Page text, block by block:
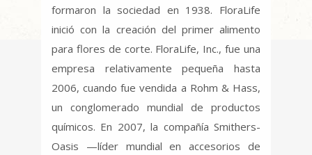
formaron la sociedad en 1938. FloraLife
inició con la creación del primer alimento
para flores de corte. FloraLife, Inc., fue una
empresa relativamente pequeña hasta
2006, cuando fue vendida a Rohm & Hass,
un conglomerado mundial de productos
químicos. En 2007, la compañía Smithers-
Oasis —líder mundial en accesorios de